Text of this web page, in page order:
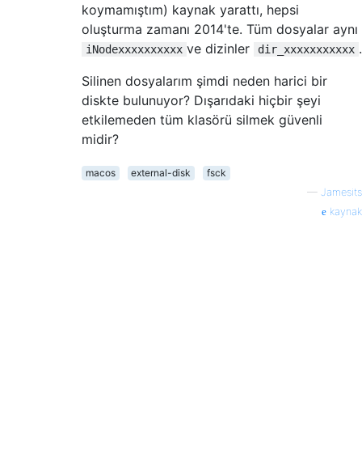
koymamıştım) kaynak yarattı, hepsi
oluşturma zamanı 2014'te. Tüm dosyalar aynı
iNodexxxxxxxxxx ve dizinler dir_xxxxxxxxxxx .
Silinen dosyalarım şimdi neden harici bir
diskte bulunuyor? Dışarıdaki hiçbir şeyi
etkilemeden tüm klasörü silmek güvenli
midir?
macos external-disk
fsck
— Jamesits
kaynak